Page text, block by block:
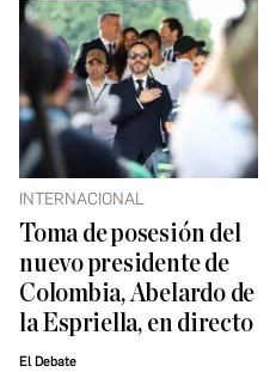
INTERNACIONAL
Toma de posesión del
nuevo presidente de
Colombia, Abelardo de
la Espriella, en directo
El Debate